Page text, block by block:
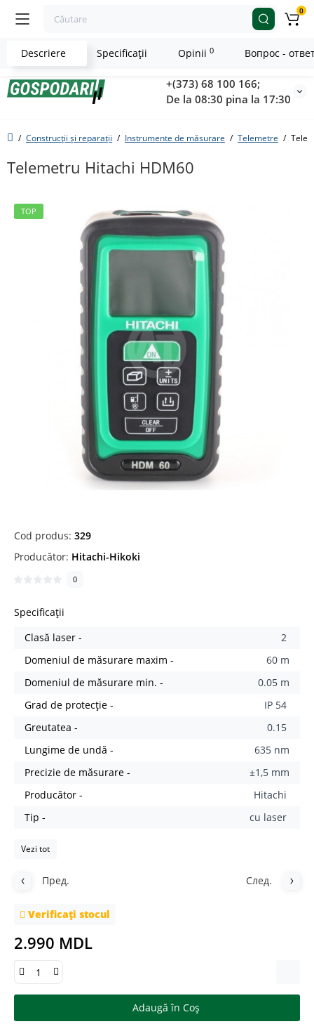
+(373) 68 100 166;
De la 08:30 pina la 17:30
0
Construcții și reparații Instrumente de măsurare Telemetre
Telemetru Hitachi HDM60
TOP
Cod produs: 329
Producător: Hitachi-Hikoki
0
Specificații
Clasă laser -
2
Domeniul de măsurare maxim -
60 m
Domeniul de măsurare min. -
0.05 m
Grad de protecție -
IP 54
Greutatea -
0.15
Lungime de undă -
635 nm
Precizie de măsurare -
±1,5 mm
Producător -
Hitachi
Tip -
cu laser
Vezi tot
Пред. След.
Verificați stocul
2.990 MDL
Adaugă în Coş
Descriere Specificaţii Opinii 0 Вопрос -